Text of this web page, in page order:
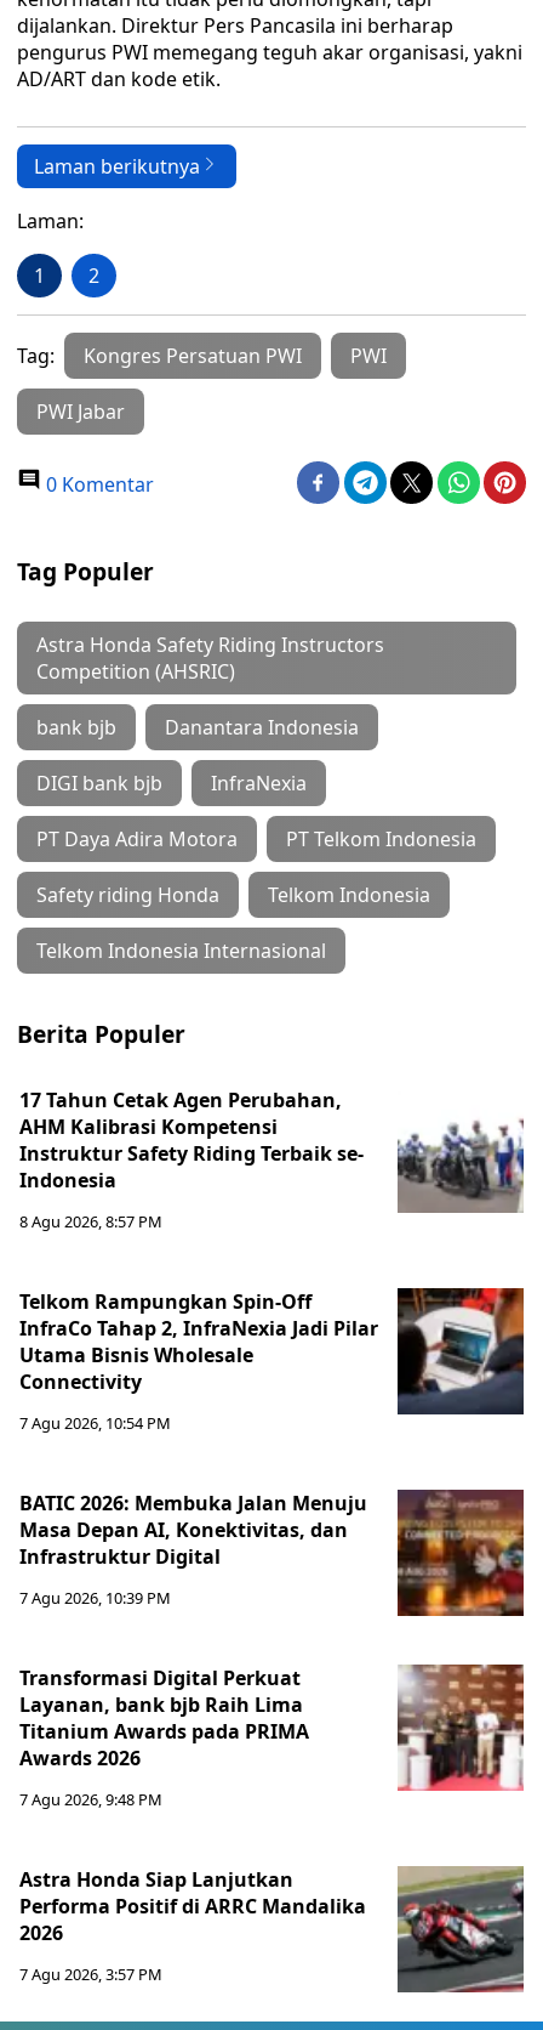
dijalankan. Direktur Pers Pancasila ini berharap
pengurus PWI memegang teguh akar organisasi, yakni
AD/ART dan kode etik.
Laman berikutnya
Laman:
1 2
Tag: Kongres Persatuan PWI PWI
PWI Jabar
0 Komentar
Tag Populer
Astra Honda Safety Riding Instructors
Competition (AHSRIC)
bank bjb Danantara Indonesia
DIGI bank bjb InfraNexia
PT Daya Adira Motora PT Telkom Indonesia
Safety riding Honda Telkom Indonesia
Telkom Indonesia Internasional
Berita Populer
17 Tahun Cetak Agen Perubahan,
AHM Kalibrasi Kompetensi
Instruktur Safety Riding Terbaik se-
Indonesia
8 Agu 2026, 8:57 PM
Telkom Rampungkan Spin-Off
InfraCo Tahap 2, InfraNexia Jadi Pilar
Utama Bisnis Wholesale
Connectivity
7 Agu 2026, 10:54 PM
BATIC 2026: Membuka Jalan Menuju
Masa Depan AI, Konektivitas, dan
Infrastruktur Digital
7 Agu 2026, 10:39 PM
Transformasi Digital Perkuat
Layanan, bank bjb Raih Lima
Titanium Awards pada PRIMA
Awards 2026
7 Agu 2026, 9:48 PM
Astra Honda Siap Lanjutkan
Performa Positif di ARRC Mandalika
2026
7 Agu 2026, 3:57 PM